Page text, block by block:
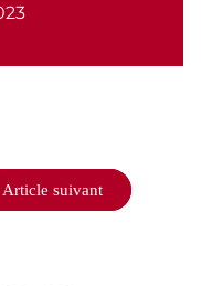
Article suivant